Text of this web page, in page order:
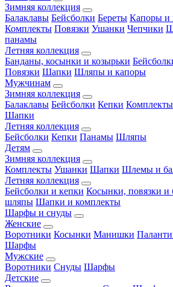
Зимняя коллекция
Балаклавы Бейсболки Береты Капоры
Комплекты Повязки Ушанки Чепчики
панамы
Летняя коллекция
Банданы, косынки и козырьки
Повязки Шапки Шляпы и капоры
Мужчинам
Зимняя коллекция
Балаклавы Бейсболки Кепки Комплекты
Шапки
Летняя коллекция
Бейсболки Кепки Панамы Шляпы
Детям
Зимняя коллекция
Комплекты Ушанки Шапки Шлемы и
Летняя коллекция
Бейсболки и кепки Косынки, повязки и
шляпы Шапки и комплекты
Шарфы и снуды
Женские
Воротники Косынки Манишки
Шарфы
Мужские
Воротники Снуды Шарфы
Детские